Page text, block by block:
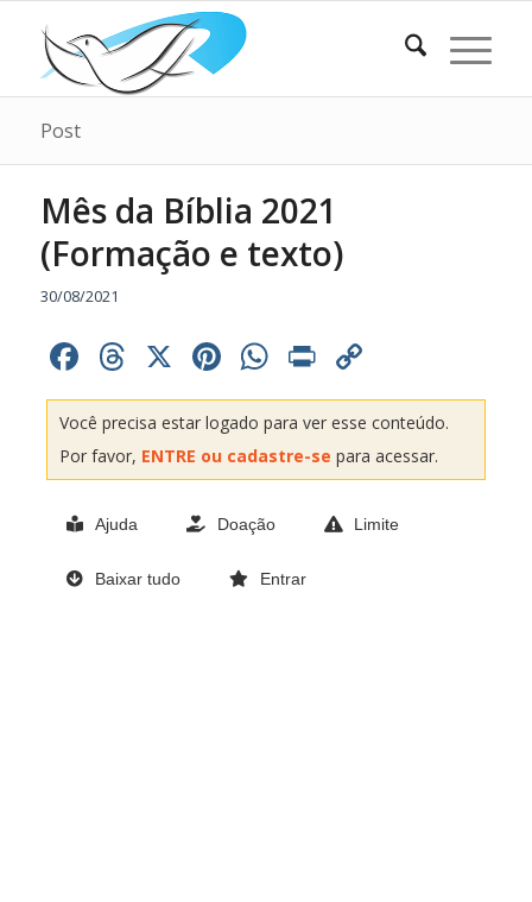
Post
Mês da Bíblia 2021
(Formação e texto)
30/08/2021
Facebook
Threads
X Pinterest
WhatsApp
Print
Link
Você precisa estar logado para ver esse conteúdo.
Por favor, ENTRE ou cadastre-se para acessar.
Ajuda Doação Limite
Baixar tudo Entrar